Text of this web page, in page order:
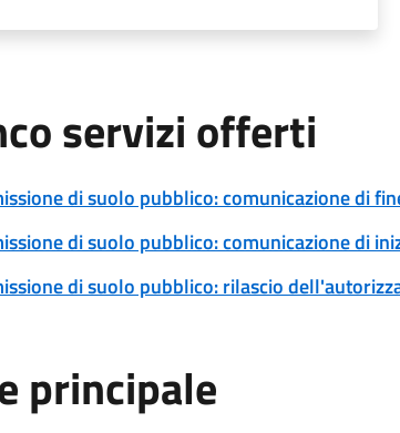
servizi offerti
di suolo pubblico: comunicazione di
di suolo pubblico: comunicazione di
di suolo pubblico: rilascio
principale